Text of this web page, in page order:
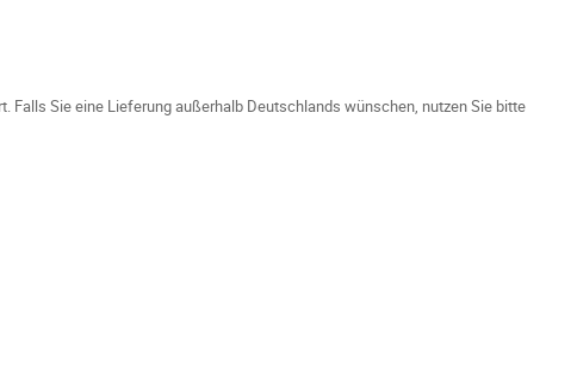
Sie eine Lieferung außerhalb Deutschlands wünschen, nutzen Sie bitte